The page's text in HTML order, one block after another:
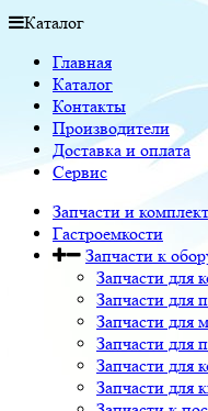
Каталог
Главная
Каталог
Контакты
Производители
Доставка и оплата
Сервис
Запчасти и
Гастроемкости
Запчасти к
Запчасти для
Запчасти для
Запчасти для
Запчасти
Запчасти для
Запчасти для